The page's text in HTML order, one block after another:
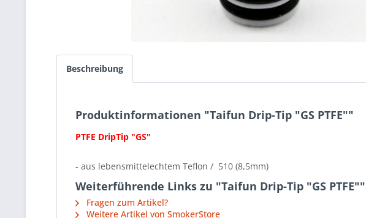
Beschreibung
Produktinformationen "Taifun Drip-Tip "GS PTFE""
PTFE DripTip "GS"
- aus lebensmittelechtem Teflon / 510 (8,5mm)
Weiterführende Links zu "Taifun Drip-Tip "GS PTFE""
Fragen zum Artikel?
Weitere Artikel von SmokerStore